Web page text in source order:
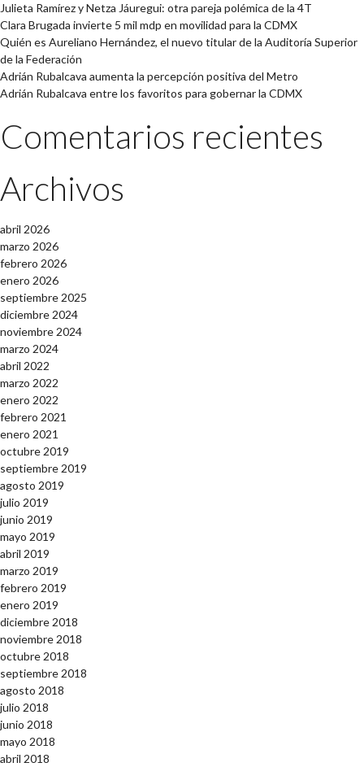
Julieta Ramírez y Netza Jáuregui: otra pareja polémica de la 4T
Clara Brugada invierte 5 mil mdp en movilidad para la CDMX
Quién es Aureliano Hernández, el nuevo titular de la Auditoría Superior
de la Federación
Adrián Rubalcava aumenta la percepción positiva del Metro
Adrián Rubalcava entre los favoritos para gobernar la CDMX
Comentarios recientes
Archivos
abril 2026
marzo 2026
febrero 2026
enero 2026
septiembre 2025
diciembre 2024
noviembre 2024
marzo 2024
abril 2022
marzo 2022
enero 2022
febrero 2021
enero 2021
octubre 2019
septiembre 2019
agosto 2019
julio 2019
junio 2019
mayo 2019
abril 2019
marzo 2019
febrero 2019
enero 2019
diciembre 2018
noviembre 2018
octubre 2018
septiembre 2018
agosto 2018
julio 2018
junio 2018
mayo 2018
abril 2018